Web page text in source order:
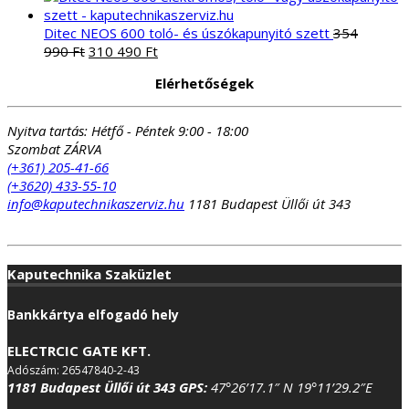
Ditec NEOS 600 toló- és úszókapunyitó szett 354
990Ft Original
354
990 Ft.
310 490 FtCurrent
is:
310
490 Ft.
Elérhetőségek
Nyitva tartás: Hétfő - Péntek 9:00 - 18:00
Szombat ZÁRVA
(+361) 205-41-66
(+3620) 433-55-10
info@kaputechnikaszerviz.hu 1181 Budapest Üllői út 343
Kaputechnika Szaküzlet
Bankkártya elfogadó hely
ELECTRCIC GATE KFT.
Adószám: 26547840-2-43
1181 Budapest Üllői út 343 GPS: 47°26’17.1″ N 19°11’29.2″E